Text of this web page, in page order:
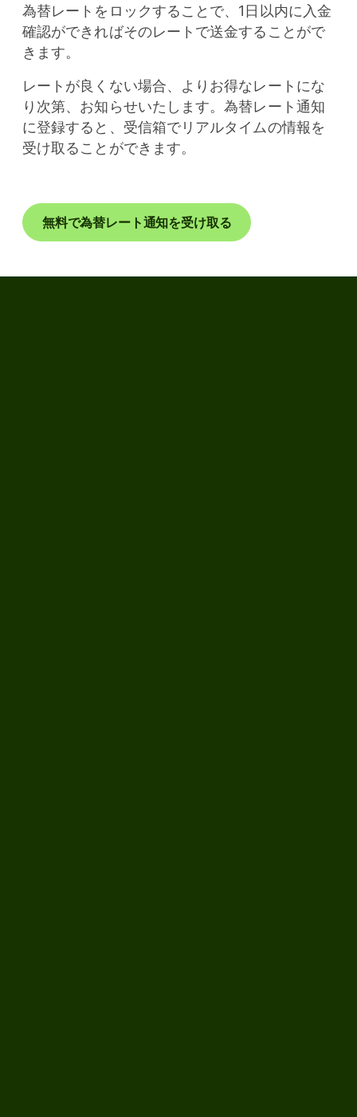
為替レートをロックすることで、1日以内に入金
確認ができればそのレートで送金することがで
きます。
レートが良くない場合、よりお得なレートにな
り次第、お知らせいたします。為替レート通知
に登録すると、受信箱でリアルタイムの情報を
受け取ることができます。
無料で為替レート通知を受け取る